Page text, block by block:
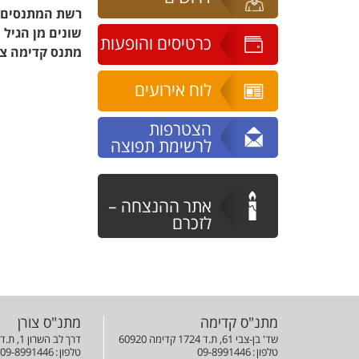
כרטיסים והופעות
לוח אירועים
הצטרפות
לרשימת תפוצה
אתר ההנצחה –
לזכרם
רשת המתנסים
שונים מן
מתנס קדימה
מתנ"ס קדימה
שד' בן-צבי 61, ת.ד 1724 קדימה 60920
טלפון 09-8991446
מתנ"ס צורן
דרך לב השרון 1, ת.ד 42823 צורן 42823
טלפון 09-8991446